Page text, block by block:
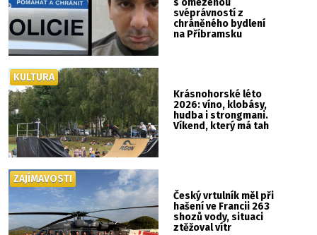
s omezenou
svéprávností z
chráněného bydlení
na Příbramsku
Krásnohorské léto
2026: víno, klobásy,
hudba i strongmani.
Víkend, který má tah
KULTURA
Český vrtulník měl při
hašení ve Francii 263
shozů vody, situaci
ztěžoval vítr
ZAJÍMAVOSTI